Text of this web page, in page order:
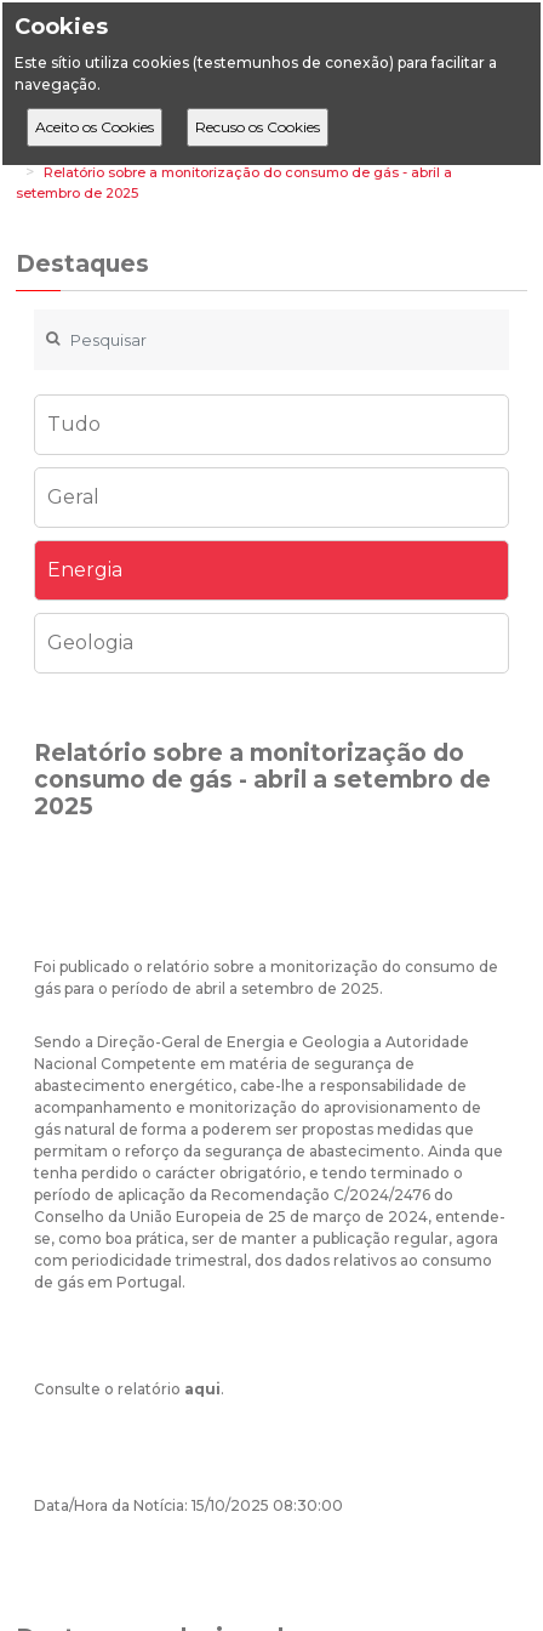
Cookies
Este sítio utiliza cookies (testemunhos de conexão) para facilitar a
navegação.
HomeDestaques
Energia
Relatório sobre a monitorização do consumo de gás - abril a
setembro de 2025
Destaques
Tudo
Geral
Energia
Geologia
Relatório sobre a monitorização do
consumo de gás - abril a setembro de
2025
Foi publicado o relatório sobre a monitorização do consumo de
gás para o período de abril a setembro de 2025.
Sendo a Direção-Geral de Energia e Geologia a Autoridade
Nacional Competente em matéria de segurança de
abastecimento energético, cabe-lhe a responsabilidade de
acompanhamento e monitorização do aprovisionamento de
gás natural de forma a poderem ser propostas medidas que
permitam o reforço da segurança de abastecimento. Ainda que
tenha perdido o carácter obrigatório, e tendo terminado o
período de aplicação da Recomendação C/2024/2476 do
Conselho da União Europeia de 25 de março de 2024, entende-
se, como boa prática, ser de manter a publicação regular, agora
com periodicidade trimestral, dos dados relativos ao consumo
de gás em Portugal.
Consulte o relatório aqui.
Data/Hora da Notícia: 15/10/2025 08:30:00